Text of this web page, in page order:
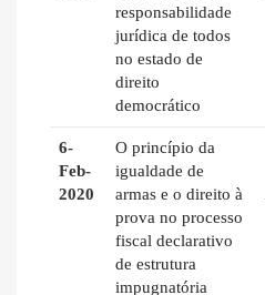
responsabilidade
jurídica de todos
no estado de
direito
democrático
6-
Feb-
2020
O princípio da
igualdade de
armas e o direito à
prova no processo
fiscal declarativo
de estrutura
impugnatória